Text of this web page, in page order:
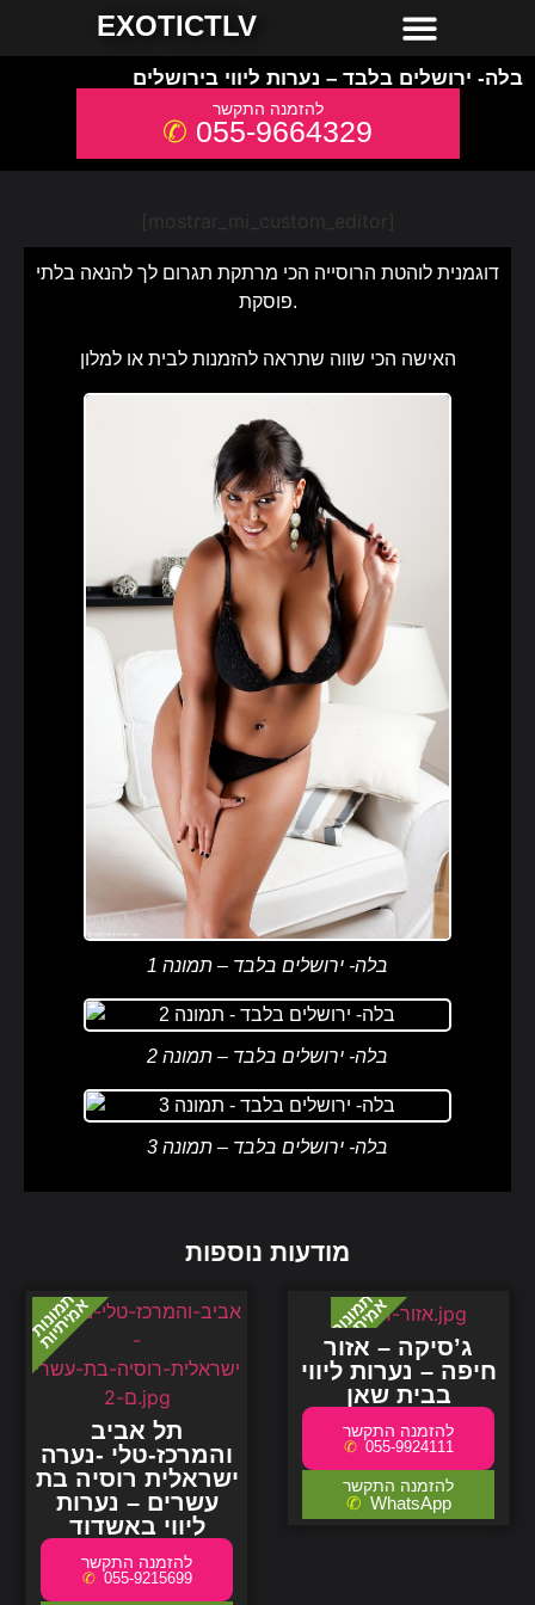
EXOTICTLV
בלה- ירושלים בלבד – נערות ליווי בירושלים
055-9664329
[mostrar_mi_custom_editor]
דוגמנית לוהטת הרוסייה הכי מרתקת תגרום לך להנאה בלתי
פוסקת.
האישה הכי שווה שתראה להזמנות לבית או למלון
בלה- ירושלים בלבד – תמונה 1
בלה- ירושלים בלבד – תמונה 2
בלה- ירושלים בלבד – תמונה 3
מודעות נוספות
תל אביב
והמרכז-טלי -נערה
ישראלית רוסיה בת
עשרים – נערות
ליווי באשדוד
055-9215699
ג’סיקה – אזור
חיפה – נערות ליווי
בבית שאן
055-9924111
WhatsApp